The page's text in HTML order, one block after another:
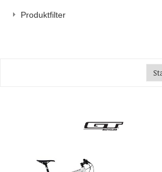
Produktfilter